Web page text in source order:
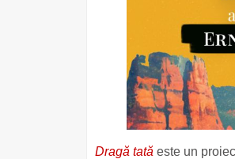
Dragă tată este un